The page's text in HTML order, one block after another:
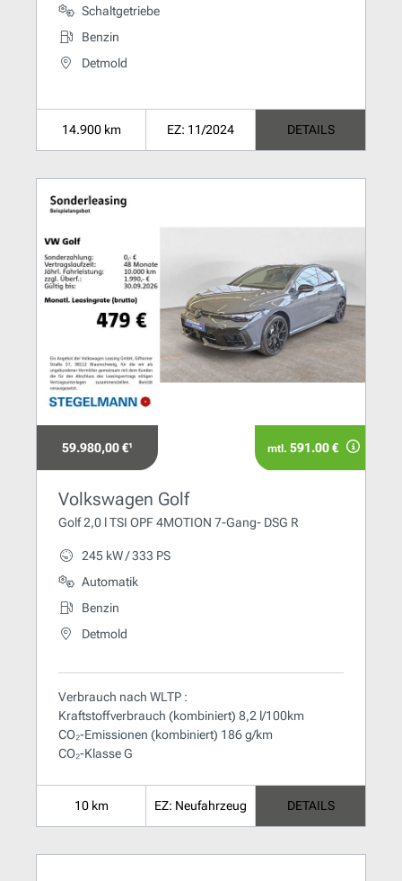
Schaltgetriebe
Benzin
Detmold
14.900 km EZ: 11/2024 DETAILS
59.980,00 €¹ mtl. 591.00 €
Volkswagen Golf
Golf 2,0 l TSI OPF 4MOTION 7-Gang- DSG R
245 kW / 333 PS
Automatik
Benzin
Detmold
Verbrauch nach WLTP :
Kraftstoffverbrauch (kombiniert) 8,2 l/100km
CO₂-Emissionen (kombiniert) 186 g/km
CO₂-Klasse G
10 km EZ: Neufahrzeug DETAILS